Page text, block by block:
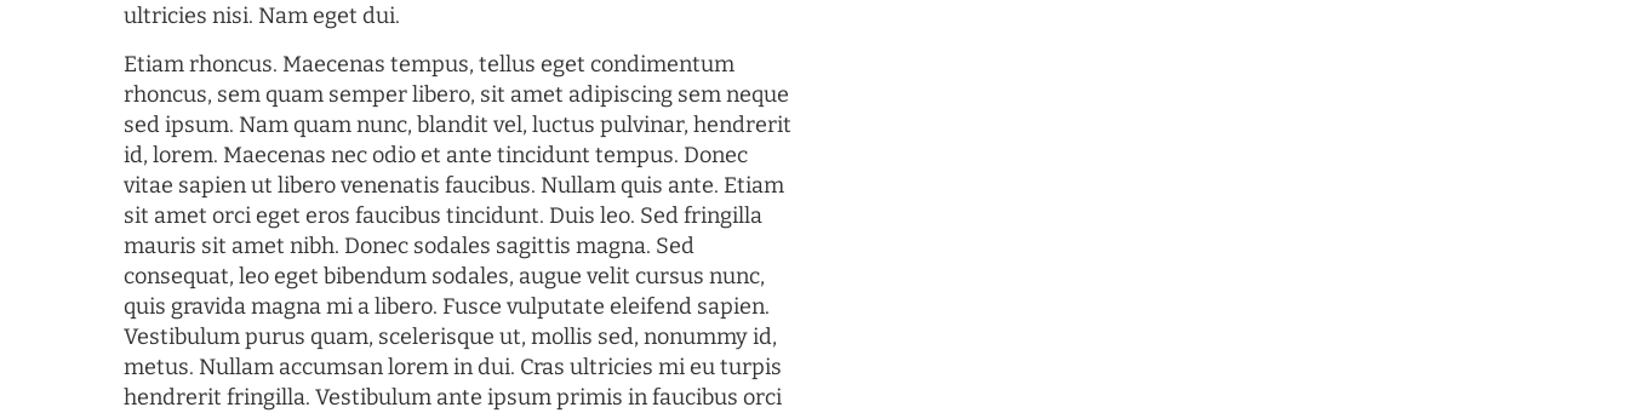
ultricies nisi. Nam eget dui.
Etiam rhoncus. Maecenas tempus, tellus eget condimentum
rhoncus, sem quam semper libero, sit amet adipiscing sem neque
sed ipsum. Nam quam nunc, blandit vel, luctus pulvinar, hendrerit
id, lorem. Maecenas nec odio et ante tincidunt tempus. Donec
vitae sapien ut libero venenatis faucibus. Nullam quis ante. Etiam
sit amet orci eget eros faucibus tincidunt. Duis leo. Sed fringilla
mauris sit amet nibh. Donec sodales sagittis magna. Sed
consequat, leo eget bibendum sodales, augue velit cursus nunc,
quis gravida magna mi a libero. Fusce vulputate eleifend sapien.
Vestibulum purus quam, scelerisque ut, mollis sed, nonummy id,
metus. Nullam accumsan lorem in dui. Cras ultricies mi eu turpis
hendrerit fringilla. Vestibulum ante ipsum primis in faucibus orci